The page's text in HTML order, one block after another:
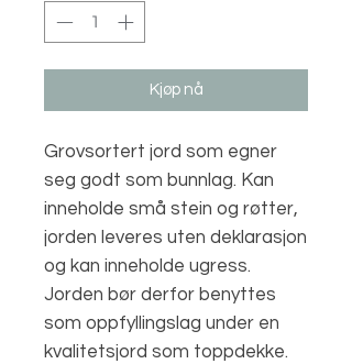
Kjøp nå
Grovsortert jord som egner
seg godt som bunnlag. Kan
inneholde små stein og røtter,
jorden leveres uten deklarasjon
og kan inneholde ugress.
Jorden bør derfor benyttes
som oppfyllingslag under en
kvalitetsjord som toppdekke.